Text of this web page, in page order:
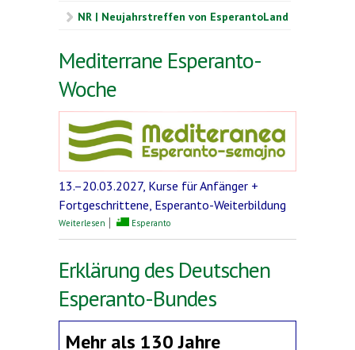
NR | Neujahrstreffen von EsperantoLand
Mediterrane Esperanto-
Woche
13.–20.03.2027, Kurse für Anfänger +
Fortgeschrittene, Esperanto-Weiterbildung
Weiterlesen über Mediterrane Esperanto-Woche
Esperanto
Erklärung des Deutschen
Esperanto-Bundes
Mehr als 130 Jahre